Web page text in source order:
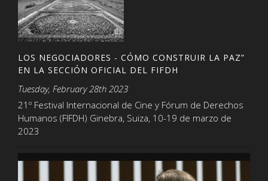
LOS NEGOCIADORES - CÓMO CONSTRUIR LA PAZ”
EN LA SECCIÓN OFICIAL DEL FIFDH
Tuesday, February 28th 2023
21º Festival Internacional de Cine y Fórum de Derechos
Humanos (FIFDH) Ginebra, Suiza, 10-19 de marzo de
2023